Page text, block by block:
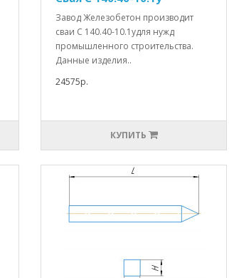
Завод Железобетон производит
сваи С 140.40-10.1удля нужд
промышленного строительства.
Данные изделия..
24575р.
КУПИТЬ